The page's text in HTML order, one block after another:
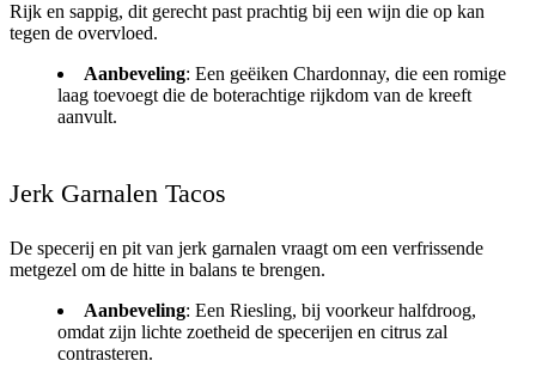
Rijk en sappig, dit gerecht past prachtig bij een wijn die op kan
tegen de overvloed.
Aanbeveling: Een geëiken Chardonnay, die een romige
laag toevoegt die de boterachtige rijkdom van de kreeft
aanvult.
Jerk Garnalen Tacos
De specerij en pit van jerk garnalen vraagt om een verfrissende
metgezel om de hitte in balans te brengen.
Aanbeveling: Een Riesling, bij voorkeur halfdroog,
omdat zijn lichte zoetheid de specerijen en citrus zal
contrasteren.